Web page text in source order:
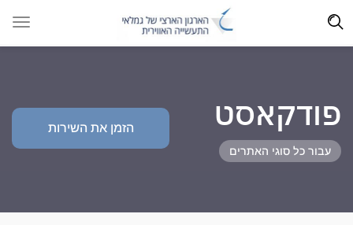
פודקאסט
עבור כל סוגי האתרים
הזמן את השירות